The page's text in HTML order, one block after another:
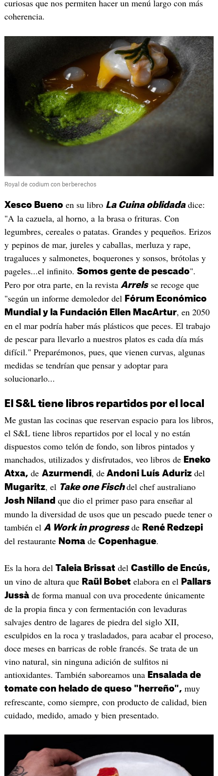
curiosas que nos permiten hacer un menú largo con más
coherencia.
Royal de codium con berberechos
Xesco Bueno en su libro La Cuina oblidadadice:
"A la cazuela, al horno, a la brasa o frituras. Con
legumbres, cereales o patatas. Grandes y pequeños. Erizos
y pepinos de mar, jureles y caballas, merluza y rape,
tragaluces y salmonetes, boquerones y sonsos, brótolas y
pageles...el infinito. Somos gente de pescado".
Pero por otra parte, en la revista Arrelsse recoge que
"según un informe demoledor del Fórum Económico
Mundial y la Fundación Ellen MacArtur, en 2050
en el mar podría haber más plásticos que peces. El trabajo
de pescar para llevarlo a nuestros platos es cada día más
difícil." Preparémonos, pues, que vienen curvas, algunas
medidas se tendrían que pensar y adoptar para
solucionarlo...
El S&L tiene libros repartidos por el local
Me gustan las cocinas que reservan espacio para los libros,
el S&L tiene libros repartidos por el local y no están
dispuestos como telón de fondo, son libros pintados y
manchados, utilizados y disfrutados, veo libros de Eneko
Atxa, de Azurmendi, deAndoni Luís Adurizdel
Mugaritz, el Take one Fisch del chef australiano
Josh Niland que dio el primer paso para enseñar al
mundo la diversidad de usos que un pescado puede tener o
también el A Work in progressde René Redzepi
del restaurante Nomade Copenhague.
Es la hora del Taleia Brissatdel Castillo de Encús,
un vino de altura que Raül Bobetelabora en el Pallars
Jussàde forma manual con uva procedente únicamente
de la propia finca y con fermentación con levaduras
salvajes dentro de lagares de piedra del siglo XII,
esculpidos en la roca y trasladados, para acabar el proceso,
doce meses en barricas de roble francés. Se trata de un
vino natural, sin ninguna adición de sulfitos ni
antioxidantes. También saboreamos una Ensalada de
tomate con helado de queso "herreño", muy
refrescante, como siempre, con producto de calidad, bien
cuidado, medido, amado y bien presentado.